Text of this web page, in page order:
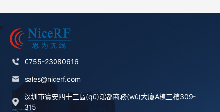
0755-23080616
sales@nicerf.com
深圳市寶安四十三區(qū)鴻都商務(wù)大廈A棟三樓309-
315